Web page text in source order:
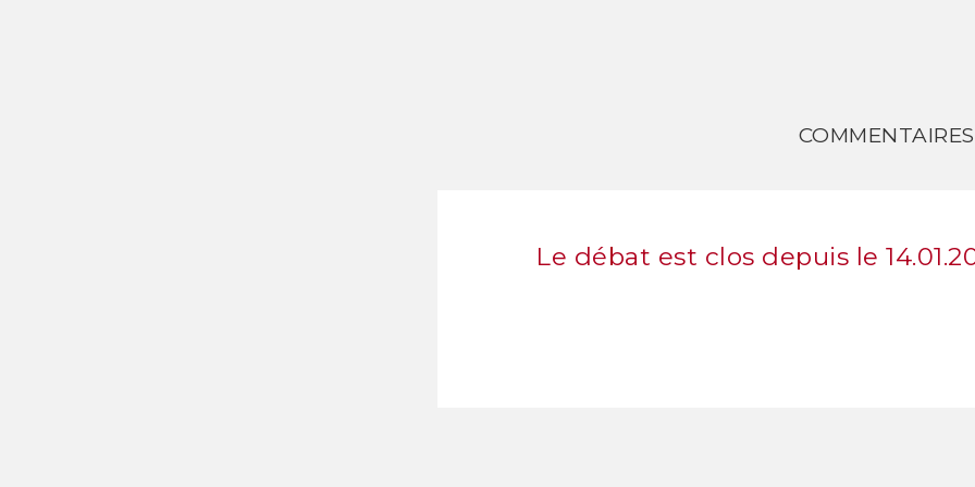
COMMENTAIRES
Le débat est clos depuis le